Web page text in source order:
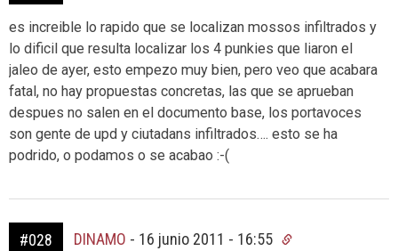
es increible lo rapido que se localizan mossos infiltrados y
lo dificil que resulta localizar los 4 punkies que liaron el
jaleo de ayer, esto empezo muy bien, pero veo que acabara
fatal, no hay propuestas concretas, las que se aprueban
despues no salen en el documento base, los portavoces
son gente de upd y ciutadans infiltrados…. esto se ha
podrido, o podamos o se acabao :-(
#028 DINAMO - 16 junio 2011 - 16:55